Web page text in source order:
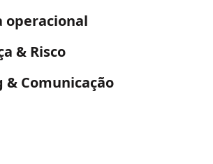
operacional
& Risco
Comunicação